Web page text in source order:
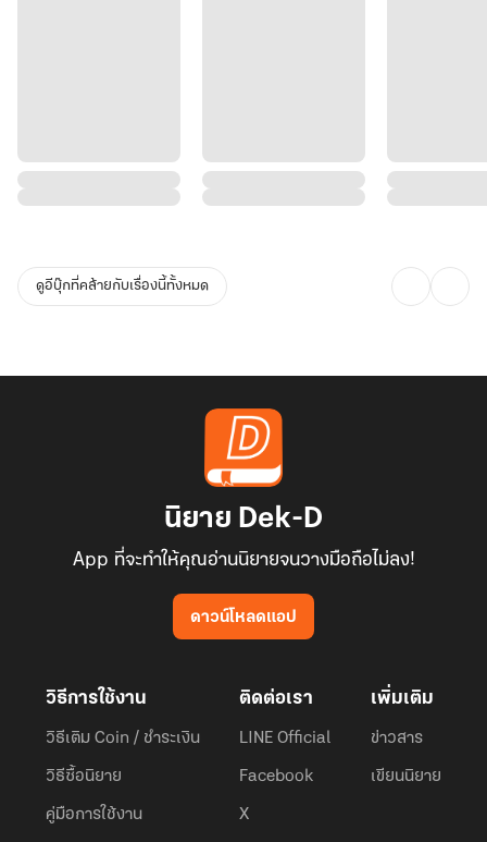
ดูอีบุ๊กที่คล้ายกับเรื่องนี้ทั้งหมด
นิยาย Dek-D
App ที่จะทำให้คุณอ่านนิยายจนวางมือถือไม่ลง!
ดาวน์โหลดแอป
วิธีการใช้งาน
วิธีเติม Coin / ชำระเงิน
วิธีซื้อนิยาย
คู่มือการใช้งาน
ติดต่อเรา
LINE Official
Facebook
X
เพิ่มเติม
ข่าวสาร
เขียนนิยาย